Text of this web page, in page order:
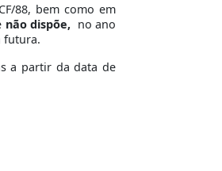
88, bem como em
não dispõe, no ano
futura.
a partir da data de